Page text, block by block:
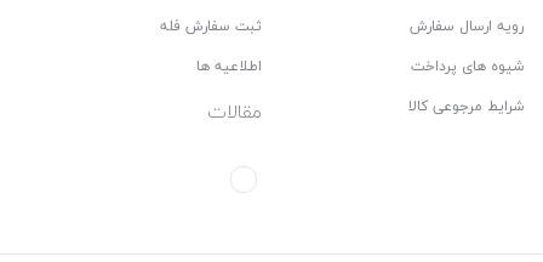
رویه ارسال سفارش
شیوه های پرداخت
شرایط مرجوعی کالا
ثبت سفارش فله
اطلاعیه ها
مقالات